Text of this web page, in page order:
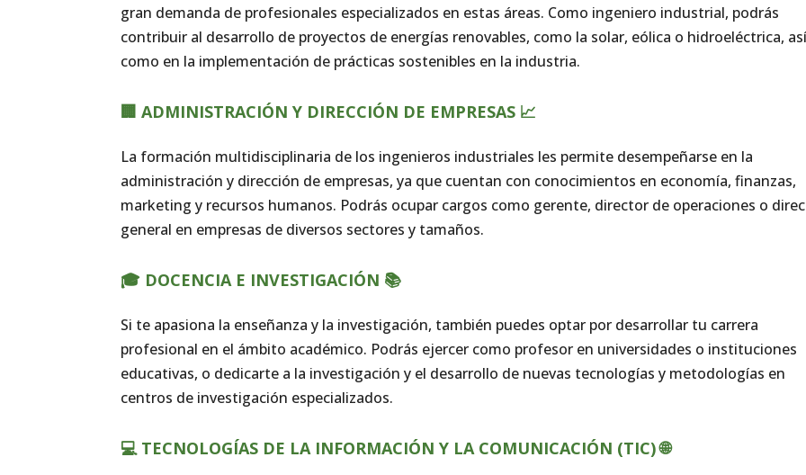
gran demanda de profesionales especializados en estas áreas. Como ingeniero industrial, podrás
contribuir al desarrollo de proyectos de energías renovables, como la solar, eólica o hidroeléctrica, así
como en la implementación de prácticas sostenibles en la industria.
🏢 ADMINISTRACIÓN Y DIRECCIÓN DE EMPRESAS 📈
La formación multidisciplinaria de los ingenieros industriales les permite desempeñarse en la
administración y dirección de empresas, ya que cuentan con conocimientos en economía, finanzas,
marketing y recursos humanos. Podrás ocupar cargos como gerente, director de operaciones o
general en empresas de diversos sectores y tamaños.
🎓 DOCENCIA E INVESTIGACIÓN 📚
Si te apasiona la enseñanza y la investigación, también puedes optar por desarrollar tu carrera
profesional en el ámbito académico. Podrás ejercer como profesor en universidades o instituciones
educativas, o dedicarte a la investigación y el desarrollo de nuevas tecnologías y metodologías en
centros de investigación especializados.
💻 TECNOLOGÍAS DE LA INFORMACIÓN Y LA COMUNICACIÓN (TIC) 🌐